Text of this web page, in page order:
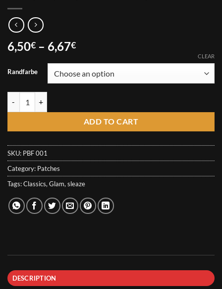
6,50€ – 6,67€Price
6,50€
through
Randfarbe
CLEAR
ADD TO CART
SKU: PBF 001
Category: Patches
Tags:Classics,Glam,sleaze
DESCRIPTION